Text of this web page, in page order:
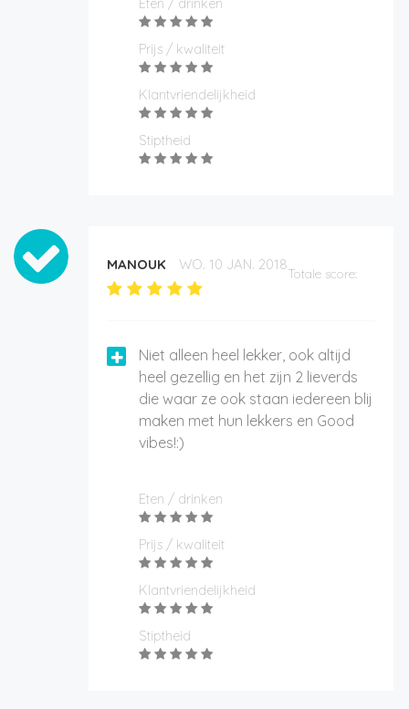
Eten / drinken
Prijs / kwaliteit
Klantvriendelijkheid
Stiptheid
MANOUK WO. 10 JAN. 2018
Totale score:
Niet alleen heel lekker, ook altijd
heel gezellig en het zijn 2 lieverds
die waar ze ook staan iedereen blij
maken met hun lekkers en Good
vibes!:)
Eten / drinken
Prijs / kwaliteit
Klantvriendelijkheid
Stiptheid